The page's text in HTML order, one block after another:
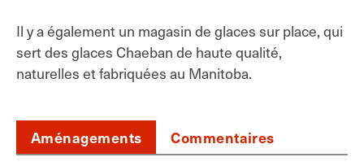
Il y a également un magasin de glaces sur place, qui
sert des glaces Chaeban de haute qualité,
naturelles et fabriquées au Manitoba.
Aménagements Commentaires